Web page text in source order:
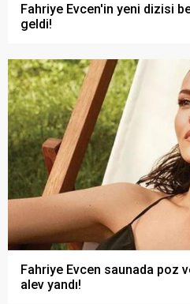
Fahriye Evcen'in yeni dizisi
geldi!
Fahriye Evcen saunada poz
alev yandı!